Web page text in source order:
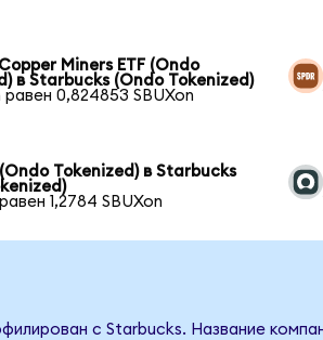
Miners ETF (Ondo
в Starbucks (Ondo Tokenized)
равен 0,824853 SBUXon
Tokenized) в Starbucks
1,2784 SBUXon
с Starbucks. Название